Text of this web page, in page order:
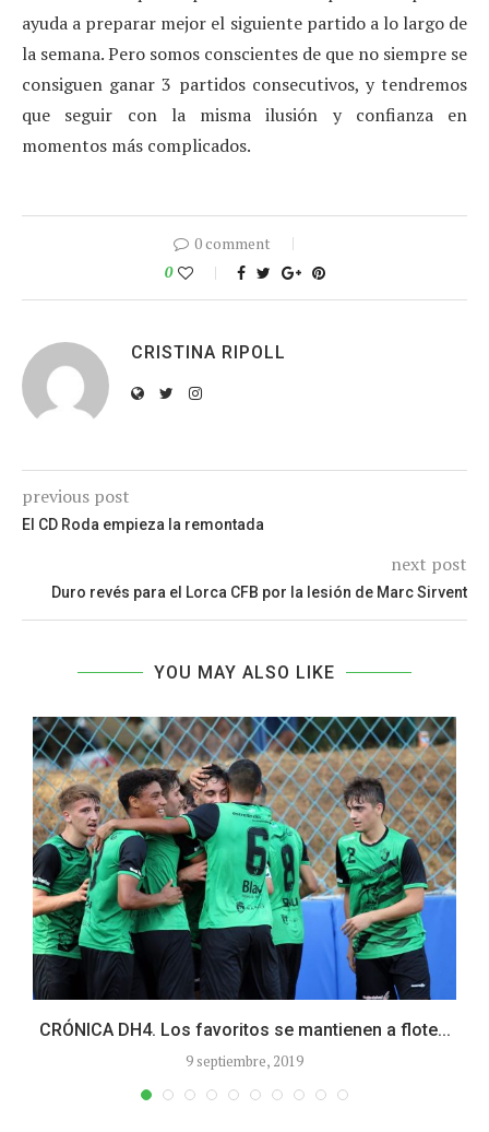
ayuda a preparar mejor el siguiente partido a lo largo de
la semana. Pero somos conscientes de que no siempre se
consiguen ganar 3 partidos consecutivos, y tendremos
que seguir con la misma ilusión y confianza en
momentos más complicados.
0 comment
0
CRISTINA RIPOLL
previous post
El CD Roda empieza la remontada
next post
Duro revés para el Lorca CFB por la lesión de Marc Sirvent
YOU MAY ALSO LIKE
CRÓNICA DH4. Los favoritos se mantienen a flote...
9 septiembre, 2019